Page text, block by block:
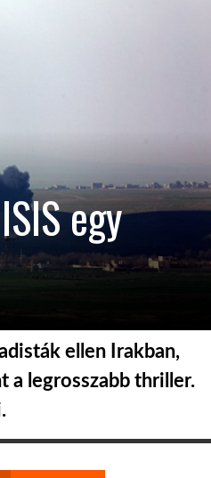
egy
ellen Irakban,
a legrosszabb thriller.